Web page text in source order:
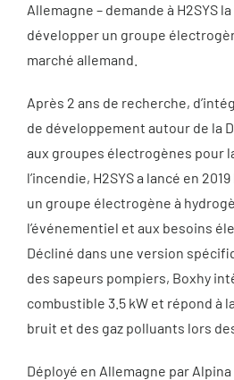
Allemagne – demande à H2SYS
développer un groupe
marché allemand.
Après 2 ans de recherche,
de développement autour de la
aux groupes électrogènes pour
l’incendie, H2SYS a lancé en
un groupe électrogène à
l’événementiel et aux besoins
Décliné dans une version
des sapeurs pompiers, Boxhy
combustible 3.5 kW et répond à
bruit et des gaz polluants lors
Déployé en Allemagne par